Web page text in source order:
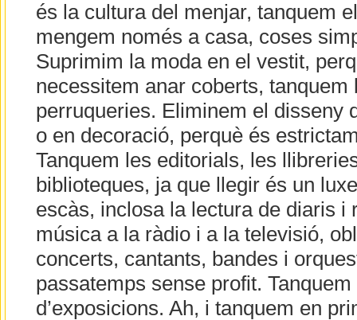
és la cultura del menjar, tanquem
mengem només a casa, coses
Suprimim la moda en el vestit,
necessitem anar coberts, tanquem
perruqueries. Eliminem el disseny
o en decoració, perquè és
Tanquem les editorials, les
biblioteques, ja que llegir és un
escàs, inclosa la lectura de diaris i
música a la ràdio i a la televisió,
concerts, cantants, bandes i
passatemps sense profit.
d’exposicions. Ah, i tanquem en